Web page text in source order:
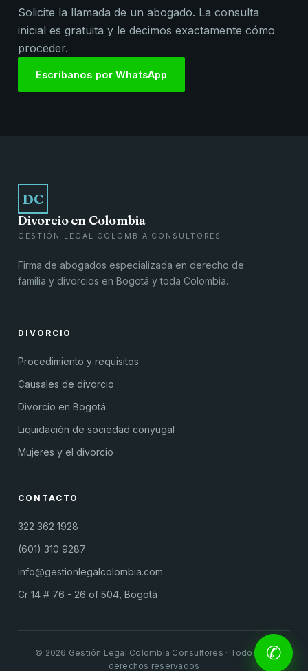
Solicite la llamada de un abogado. La consulta
inicial es gratuita y le decimos exactamente cómo
proceder.
Escríbanos por WhatsApp
DC
Divorcio en Colombia
GESTIÓN LEGAL COLOMBIA CONSULTORES
Firma de abogados especializada en derecho de
familia y divorcios en Bogotá y toda Colombia.
DIVORCIO
Procedimiento y requisitos
Causales de divorcio
Divorcio en Bogotá
Liquidación de sociedad conyugal
Mujeres y el divorcio
CONTACTO
322 362 1928
(601) 310 9287
info@gestionlegalcolombia.com
Cr 14 # 76 - 26 of 504, Bogotá
© 2026 Gestión Legal Colombia Consultores · Todos los
derechos reservados
✆